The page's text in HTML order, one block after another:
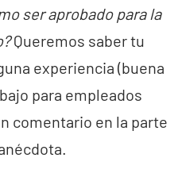
ser aprobado para la
Queremos saber tu
experiencia (buena
para empleados
comentario en la parte